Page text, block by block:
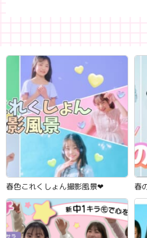
春色これくしょん撮影風景‪‪❤︎‬ 春